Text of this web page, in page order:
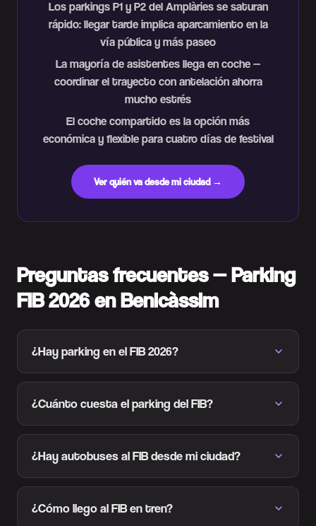
Los parkings P1 y P2 del Amplàries se saturan
rápido: llegar tarde implica aparcamiento en la
vía pública y más paseo
La mayoría de asistentes llega en coche —
coordinar el trayecto con antelación ahorra
mucho estrés
El coche compartido es la opción más
económica y flexible para cuatro días de festival
Ver quién va desde mi ciudad →
Preguntas frecuentes — Parking
FIB 2026 en Benicàssim
¿Hay parking en el FIB 2026?
¿Cuánto cuesta el parking del FIB?
¿Hay autobuses al FIB desde mi ciudad?
¿Cómo llego al FIB en tren?